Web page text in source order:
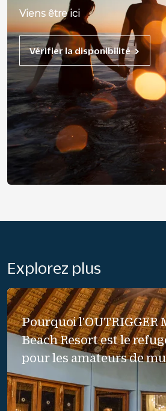
Viens être ici
Vérifier la disponibilité
Explorez plus
Pourquoi l'OUTRIGGER
Beach Resort est le
pour les amateurs de